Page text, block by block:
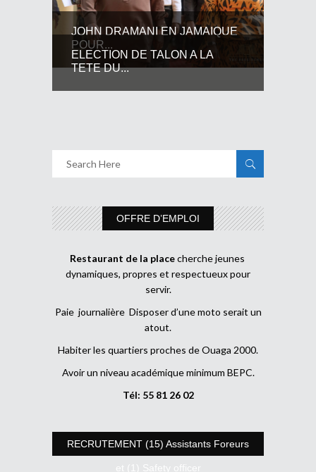
JOHN DRAMANI EN JAMAIQUE
POUR...
ELECTION DE TALON A LA
TETE DU...
OFFRE D’EMPLOI
Restaurant de la placecherche jeunes
dynamiques, propres et respectueux pour
servir.
Paie journalière Disposer d’une moto serait un
atout.
Habiter les quartiers proches de Ouaga 2000.
Avoir un niveau académique minimum BEPC.
Tél: 55 81 26 02
RECRUTEMENT (15) Assistants Foreurs
et (1) Safety officer